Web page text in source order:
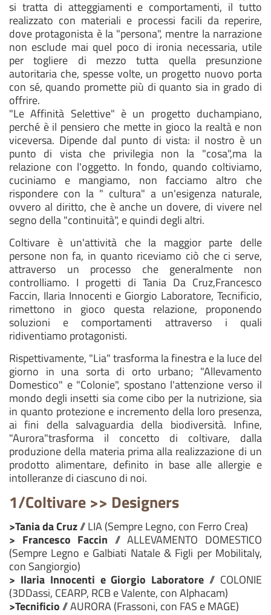
si tratta di atteggiamenti e comportamenti, il tutto
realizzato con materiali e processi facili da reperire,
dove protagonista è la "persona", mentre la narrazione
non esclude mai quel poco di ironia necessaria, utile
per togliere di mezzo tutta quella presunzione
autoritaria che, spesse volte, un progetto nuovo porta
con sé, quando promette più di quanto sia in grado di
offrire.
"Le Affinità Selettive" è un progetto duchampiano,
perché è il pensiero che mette in gioco la realtà e non
viceversa. Dipende dal punto di vista: il nostro è un
punto di vista che privilegia non la "cosa",ma la
relazione con l'oggetto. In fondo, quando coltiviamo,
cuciniamo e mangiamo, non facciamo altro che
rispondere con la " cultura" a un'esigenza naturale,
ovvero al diritto, che è anche un dovere, di vivere nel
segno della "continuità", e quindi degli altri.
Coltivare è un'attività che la maggior parte delle
persone non fa, in quanto riceviamo ciò che ci serve,
attraverso un processo che generalmente non
controlliamo. I progetti di Tania Da Cruz,Francesco
Faccin, Ilaria Innocenti e Giorgio Laboratore, Tecnificio,
rimettono in gioco questa relazione, proponendo
soluzioni e comportamenti attraverso i quali
ridiventiamo protagonisti.
Rispettivamente, "Lia" trasforma la finestra e la luce del
giorno in una sorta di orto urbano; "Allevamento
Domestico" e "Colonie", spostano l'attenzione verso il
mondo degli insetti sia come cibo per la nutrizione, sia
in quanto protezione e incremento della loro presenza,
ai fini della salvaguardia della biodiversità. Infine,
"Aurora"trasforma il concetto di coltivare, dalla
produzione della materia prima alla realizzazione di un
prodotto alimentare, definito in base alle allergie e
intolleranze di ciascuno di noi.
1/Coltivare >> Designers
>Tania da Cruz// LIA (Sempre Legno, con Ferro Crea)
> Francesco Faccin // ALLEVAMENTO DOMESTICO
(Sempre Legno e Galbiati Natale & Figli per Mobilitaly,
con Sangiorgio)
> Ilaria Innocenti e Giorgio Laboratore // COLONIE
(3DDassi, CEARP, RCB e Valente, con Alphacam)
>Tecnificio// AURORA (Frassoni, con FAS e MAGE)